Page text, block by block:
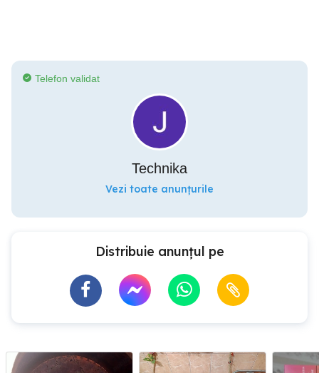
Telefon validat
Technika
Vezi toate anunțurile
Distribuie anunțul pe